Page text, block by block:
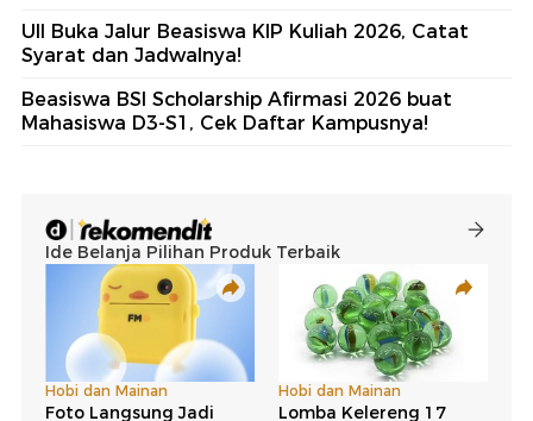
UII Buka Jalur Beasiswa KIP Kuliah 2026, Catat
Syarat dan Jadwalnya!
Beasiswa BSI Scholarship Afirmasi 2026 buat
Mahasiswa D3-S1, Cek Daftar Kampusnya!